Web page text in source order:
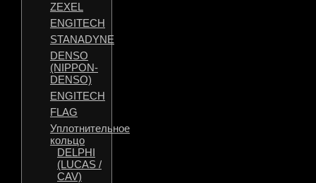
ZEXEL
ENGITECH
STANADYNE
DENSO
(NIPPON-
DENSO)
ENGITECH
FLAG
Уплотнительное
кольцо
DELPHI
(LUCAS /
CAV)